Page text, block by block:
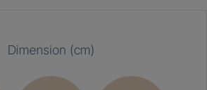
Dimension (cm)